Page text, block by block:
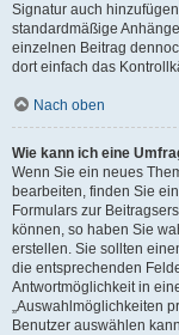
Signatur auch
standardmäßige
einzelnen Beitrag
dort einfach das
Nach oben
Wie kann ich eine
Wenn Sie ein neues
bearbeiten, finden Sie
Formulars zur
können, so haben Sie
erstellen. Sie sollten
die entsprechenden
Antwortmöglichkeit in
„Auswahlmöglichkeiten
Benutzer auswählen